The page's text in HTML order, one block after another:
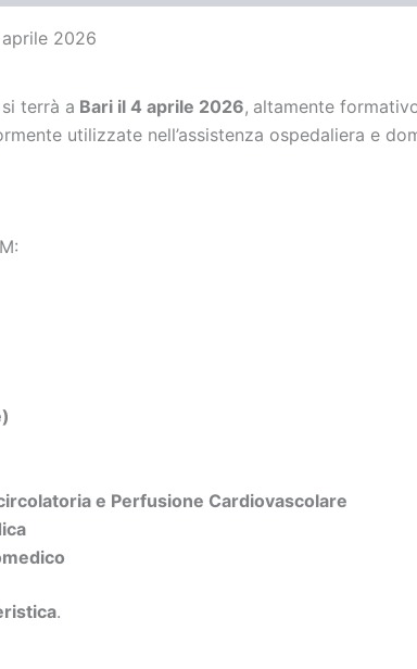
2026
terrà a Bari il 4 aprile 2026, altamente
utilizzate nell’assistenza ospedaliera e
e Perfusione Cardiovascolare
.